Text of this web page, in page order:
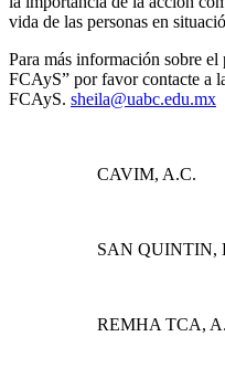
vida de las personas en
Para más información sobre
FCAyS” por favor contacte a
FCAyS. sheila@uabc.edu.mx
CAVIM, A.C.
SAN QUINTIN,
REMHA TCA,